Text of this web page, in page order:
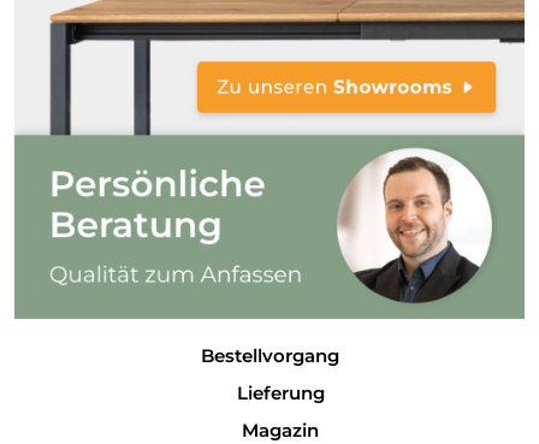
Bestellvorgang
Lieferung
Magazin